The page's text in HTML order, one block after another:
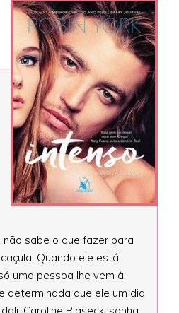
sabe o que fazer para
Quando ele está
uma pessoa lhe vem à
determinada que ele um dia